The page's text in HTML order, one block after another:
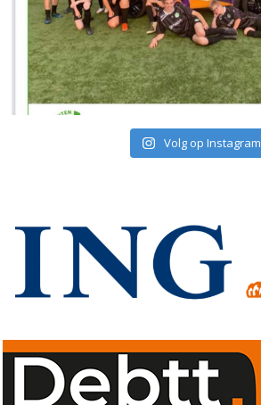
Volg op Instagram